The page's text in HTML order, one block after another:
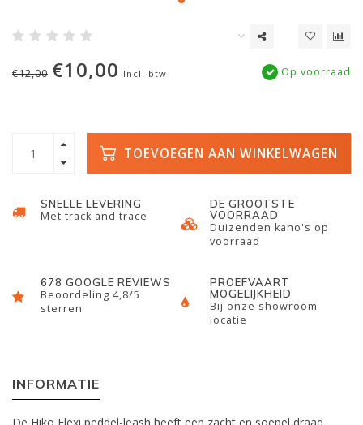
€12,00 €10,00 Incl. btw Op voorraad
TOEVOEGEN AAN WINKELWAGEN
SNELLE LEVERING
Met track and trace
DE GROOTSTE
VOORRAAD
Duizenden kano's op
voorraad
678 GOOGLE REVIEWS
Beoordeling 4,8/5
sterren
PROEFVAART
MOGELIJKHEID
Bij onze showroom
locatie
INFORMATIE